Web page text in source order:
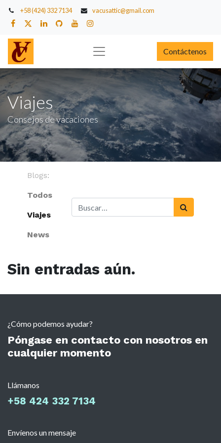
+58 (424) 332 7134 vacusattic@gmail.com
Contáctenos
Viajes
Consejos de vacaciones
Blogs:
Todos
Viajes
News
Sin entradas aún.
¿Cómo podemos ayudar?
Póngase en contacto con nosotros en
cualquier momento
Llámanos
+58 424 332 7134
Envíenos un mensaje